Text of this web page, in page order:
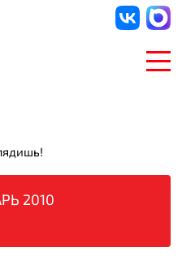
2010